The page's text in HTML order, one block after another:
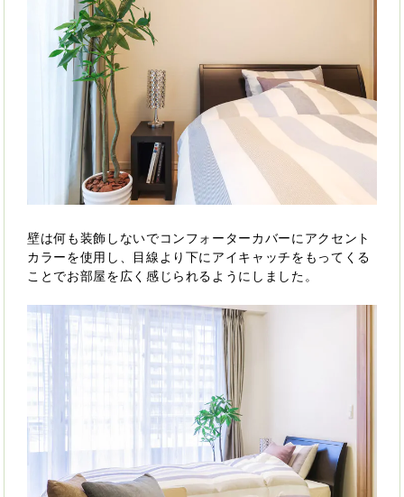
壁は何も装飾しないでコンフォーターカバーにアクセント
カラーを使用し、目線より下にアイキャッチをもってくる
ことでお部屋を広く感じられるようにしました。